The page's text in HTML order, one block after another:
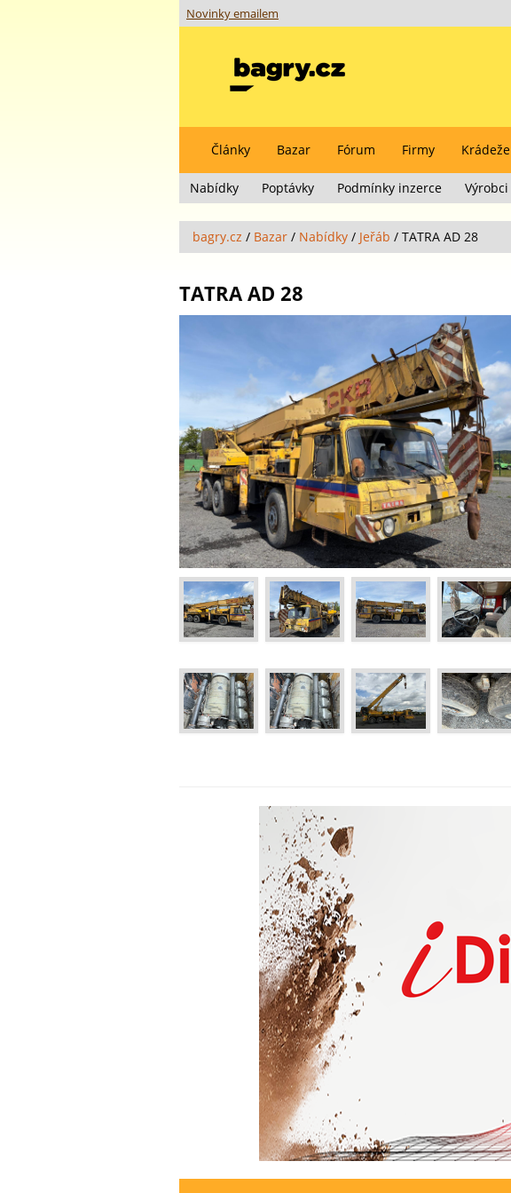
Novinky emailem
Články Bazar Fórum Firmy Krádeže
Nabídky Poptávky Podmínky inzerce Výrobci
bagry.cz / Bazar / Nabídky / Jeřáb / TATRA AD 28
TATRA AD 28